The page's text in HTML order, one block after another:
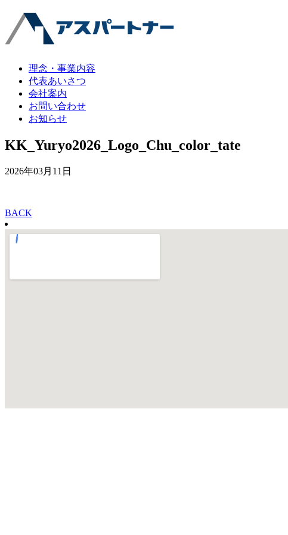
理念・事業内容
代表あいさつ
会社案内
お問い合わせ
お知らせ
KK_Yuryo2026_Logo_Chu_color_tate
2026年03月11日
BACK